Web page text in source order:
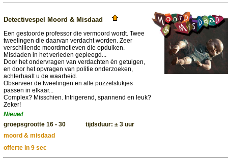
Detectivespel Moord & Misdaad
Een gestoorde professor die vermoord wordt. Twee
tweelingen die daarvan verdacht worden. Zeer
verschillende moordmotieven die opduiken.
Misdaden in het verleden gepleegd...
Door het ondervragen van verdachten èn getuigen,
en door het opvragen van politie onderzoeken,
achterhaalt u de waarheid.
Observeer de tweelingen en alle puzzelstukjes
passen in elkaar...
Complex? Misschien. Intrigerend, spannend en leuk?
Zeker!
Nieuw!
groepsgrootte 16 - 30 tijdsduur: ± 3 uur
moord & misdaad
offerte in 9 sec